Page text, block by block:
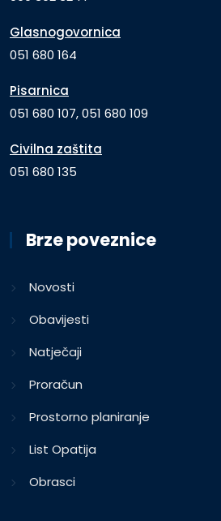
Glasnogovornica
051 680 164
Pisarnica
051 680 107, 051 680 109
Civilna zaštita
051 680 135
Brze poveznice
Novosti
Obavijesti
Natječaji
Proračun
Prostorno planiranje
List Opatija
Obrasci